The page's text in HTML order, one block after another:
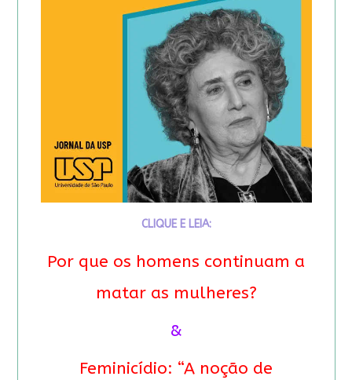
CLIQUE E LEIA:
Por que os homens continuam a
matar as mulheres?
&
Feminicídio: “A noção de